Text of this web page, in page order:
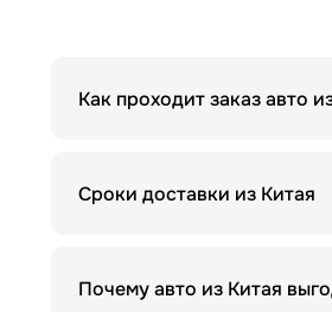
Как проходит заказ авто
Сроки доставки из Китая
Почему авто из Китая